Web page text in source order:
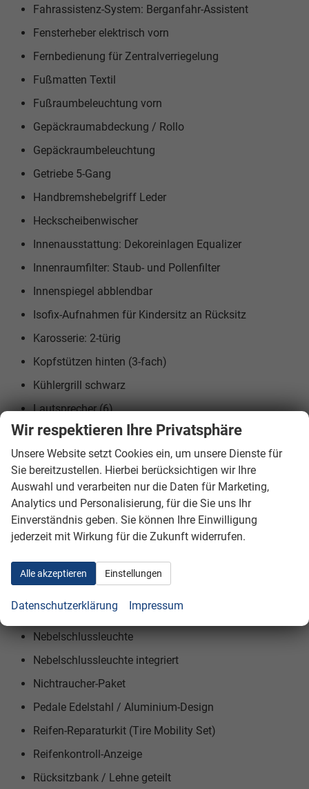
Fahrassistenz-System: Berganfahr-Assistent
Fensterheber elektrisch vorn
Fernbedienung für Zentralverriegelung
Fußmatten Textil
Fußraumbeleuchtung vorn
Gepäckraumabdeckung / Rollo
Gepäckraumbeleuchtung
Getriebe 5-Gang
Handbremshebelgriff Leder
Heckscheibenwischer
Innenausstattung: Dekoreinlagen Equalizer
Innenraumfilter: Staub- und Pollenfilter
Innenspiegel abblendbar
Isofix-Aufnahmen für Kindersitz an Rücksitz
Karosserie: 2-türig
Kopfstützen hinten (3-fach)
Kühlergrill schwarz
Lautsprecher (6)
Lenksäule (Lenkrad) mechan. verstellbar,
Höhen-/Längsverstellung
Leseleuchten vorn und hinten
Leuchtweitenregelung
LM-Felgen
Mittelarmlehne vorn
Motor 1,0 Ltr. - 44 kW
Multifunktionsanzeige Plus
Nebelschlussleuchte
Nebelschlussleuchte integriert
Nichtraucher-Paket
Pedale Edelstahl / Aluminium-Design
Reifen-Reparaturkit (Tire Mobility Set)
Reifenkontroll-Anzeige
Rücksitzbank / Lehne geteilt
Wir respektieren Ihre Privatsphäre
Unsere Website setzt Cookies ein, um unsere Dienste für
Sie bereitzustellen. Hierbei berücksichtigen wir Ihre
Auswahl und verarbeiten nur die Daten für Marketing,
Analytics und Personalisierung, für die Sie uns Ihr
Einverständnis geben. Sie können Ihre Einwilligung
jederzeit mit Wirkung für die Zukunft widerrufen.
Alle akzeptieren Einstellungen
Datenschutzerklärung Impressum